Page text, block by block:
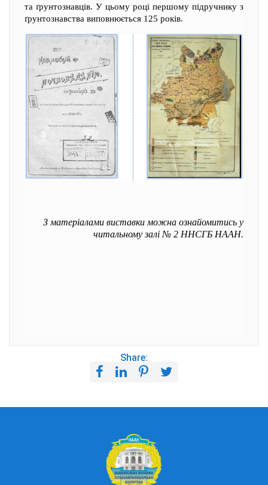
та ґрунтознавців. У цьому році першому підручнику з
ґрунтознавства виповнюється 125 років.
З матеріалами виставки можна ознайомитись у
читальному залі № 2 ННСГБ НААН.
Share: